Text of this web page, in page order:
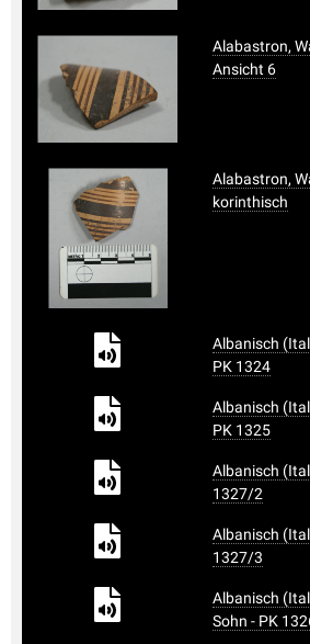
Alabastron,
Ansicht 6
Alabastron,
korinthisch
Albanisch
PK 1324
Albanisch
PK 1325
Albanisch
1327/2
Albanisch
1327/3
Albanisch
Sohn - PK